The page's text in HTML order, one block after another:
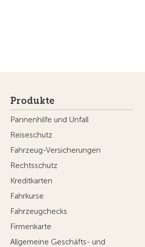
Produkte
Pannenhilfe und Unfall
Reiseschutz
Fahrzeug-Versicherungen
Rechtsschutz
Kreditkarten
Fahrkurse
Fahrzeugchecks
Firmenkarte
Allgemeine Geschäfts- und